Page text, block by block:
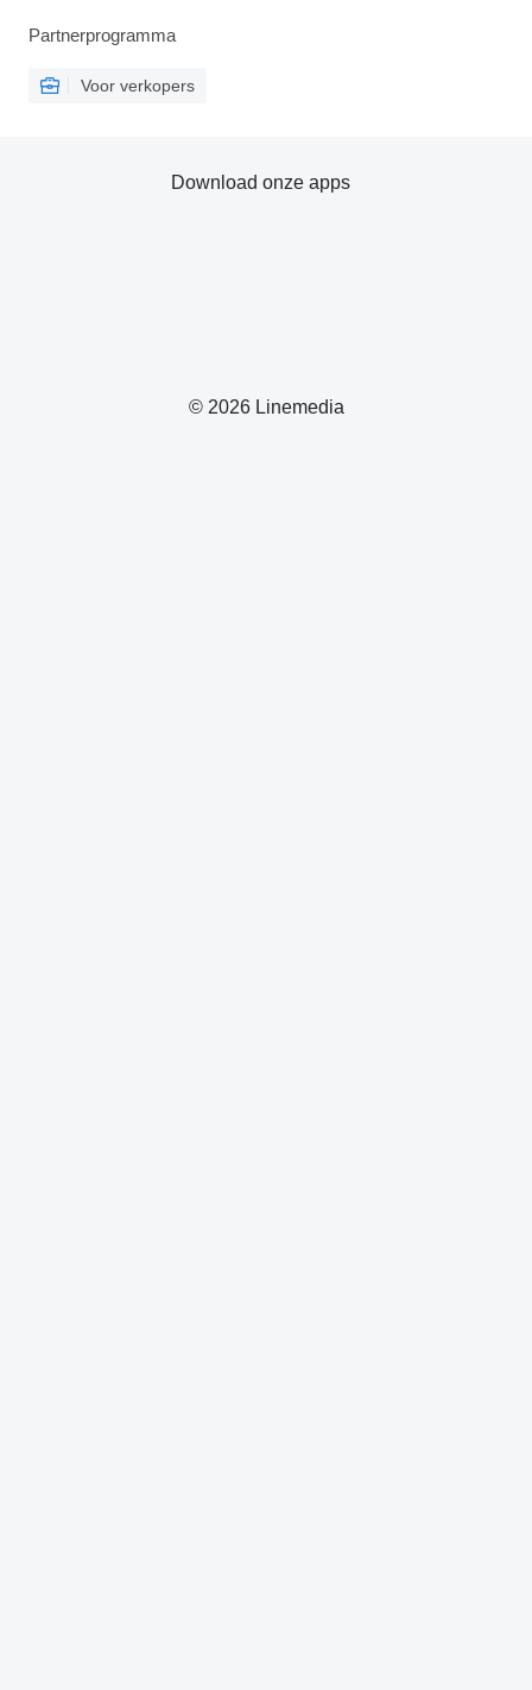
Partnerprogramma
Voor verkopers
© 2026 Linemedia
Download onze apps